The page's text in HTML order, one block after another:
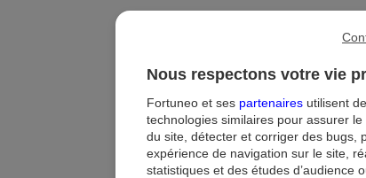
Nous respectons votre vie
Fortuneo et ses partenaires utilisent
technologies similaires pour assurer
du site, détecter et corriger des bugs,
expérience de navigation sur le site,
statistiques et des études d’audience